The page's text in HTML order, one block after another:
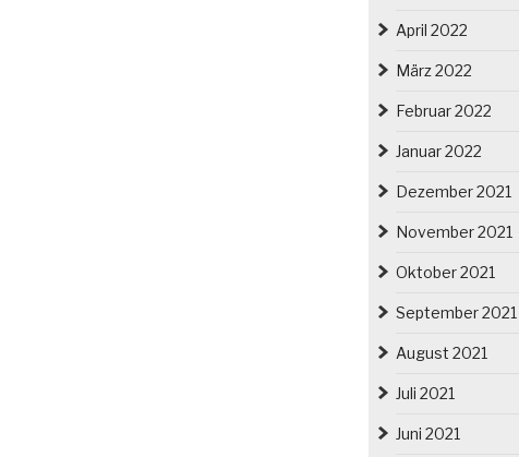
April 2022
März 2022
Februar 2022
Januar 2022
Dezember 2021
November 2021
Oktober 2021
September 2021
August 2021
Juli 2021
Juni 2021